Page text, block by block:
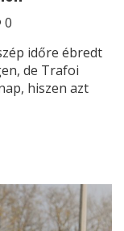
0
időre ébredt
de Trafoi
hiszen azt